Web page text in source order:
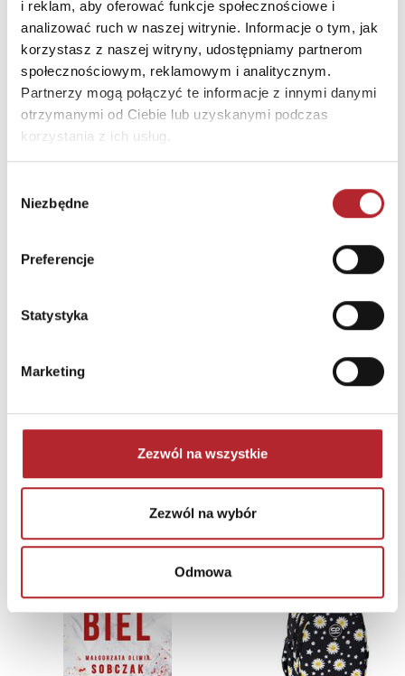
i reklam, aby oferować funkcje społecznościowe i
analizować ruch w naszej witrynie. Informacje o tym, jak
korzystasz z naszej witryny, udostępniamy partnerom
społecznościowym, reklamowym i analitycznym.
Partnerzy mogą połączyć te informacje z innymi danymi
otrzymanymi od Ciebie lub uzyskanymi podczas
korzystania z ich usług.
zgody
Niezbędne
Preferencje
Statystyka
Marketing
Zezwól na wszystkie
Zezwól na wybór
Odmowa
INNI KLIENCI KUPOWALI
Bright Junior Media
NAJCZĘŚCIEJ KUPOWANE
TOP 100
TOP 100